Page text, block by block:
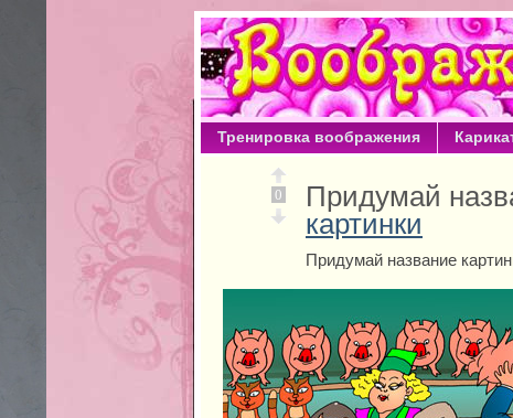
Тренировка воображения
0 Придумай
картинки
Придумай название